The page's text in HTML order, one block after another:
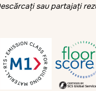
sau partajați